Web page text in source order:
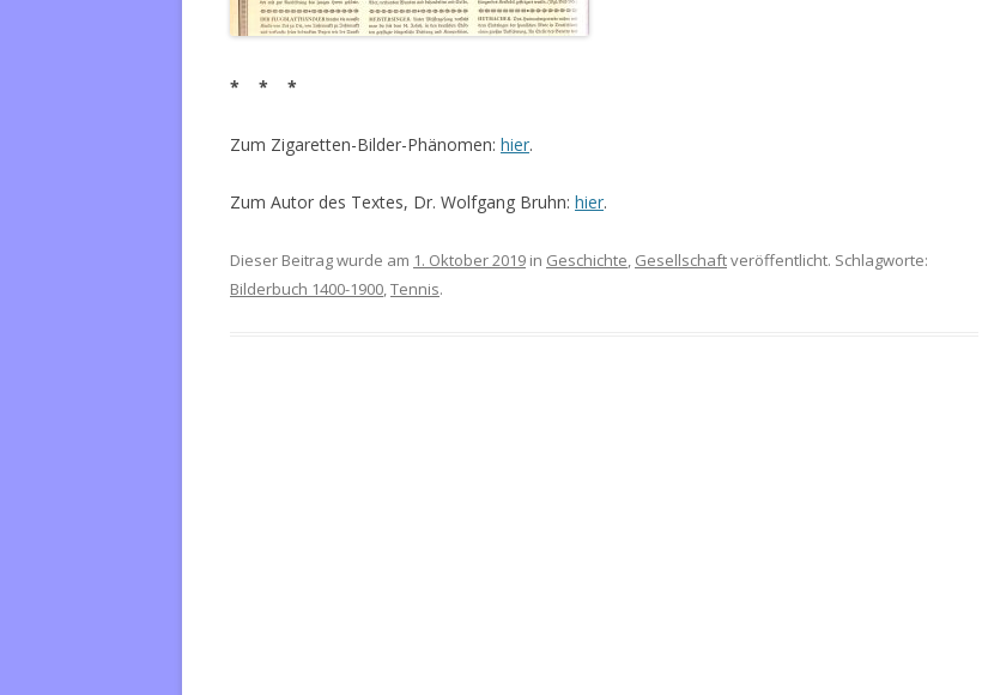
* * *
Zum Zigaretten-Bilder-Phänomen: hier.
Zum Autor des Textes, Dr. Wolfgang Bruhn: hier.
Dieser Beitrag wurde am 1. Oktober 2019 in Geschichte, Gesellschaftveröffentlicht. Schlagworte:
Bilderbuch 1400-1900,Tennis.